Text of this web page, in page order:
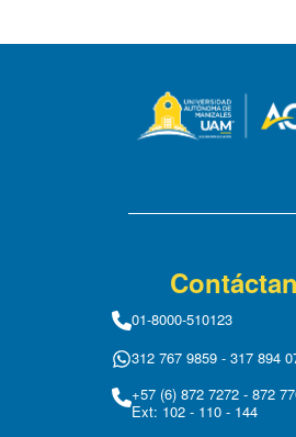
01-8000-510123
312 767 9859 - 317 894
+57 (6) 872 7272 - 872
Ext: 102 - 110 - 144